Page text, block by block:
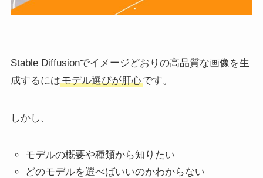
Stable Diffusionでイメージどおりの高品質な画像を生
成するにはモデル選びが肝心です。
しかし、
モデルの概要や種類から知りたい
どのモデルを選べばいいのかわからない